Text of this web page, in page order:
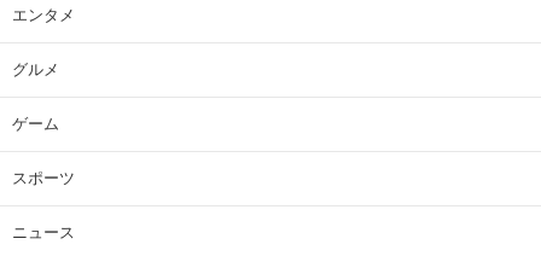
エンタメ
グルメ
ゲーム
スポーツ
ニュース